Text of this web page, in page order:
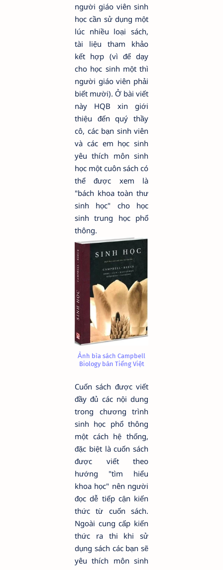
người giáo viên sinh
học cần sử dụng một
lúc nhiều loại sách,
tài liệu tham khảo
kết hợp (vì để dạy
cho học sinh một thì
người giáo viên phải
biết mười). Ở bài viết
này HQB xin giới
thiệu đến quý thầy
cô, các bạn sinh viên
và các em học sinh
yêu thích môn sinh
học một cuôn sách có
thể được xem là
"bách khoa toàn thư
sinh học" cho học
sinh trung học phổ
thông.
Ảnh bìa sách Campbell
Biology bản Tiếng Việt
Cuốn sách được viết
đầy đủ các nội dung
trong chương trình
sinh học phổ thông
một cách hệ thống,
đặc biệt là cuốn sách
được viết theo
hướng "tìm hiểu
khoa học" nên người
đọc dễ tiếp cận kiến
thức từ cuốn sách.
Ngoài cung cấp kiến
thức ra thi khi sử
dụng sách các bạn sẽ
yêu thích môn sinh